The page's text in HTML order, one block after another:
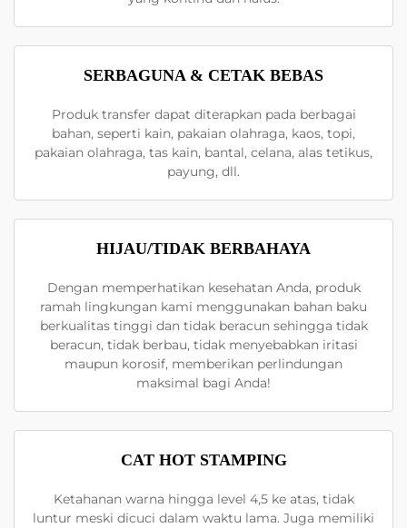
SERBAGUNA & CETAK BEBAS
Produk transfer dapat diterapkan pada berbagai
bahan, seperti kain, pakaian olahraga, kaos, topi,
pakaian olahraga, tas kain, bantal, celana, alas tetikus,
payung, dll.
HIJAU/TIDAK BERBAHAYA
Dengan memperhatikan kesehatan Anda, produk
ramah lingkungan kami menggunakan bahan baku
berkualitas tinggi dan tidak beracun sehingga tidak
beracun, tidak berbau, tidak menyebabkan iritasi
maupun korosif, memberikan perlindungan
maksimal bagi Anda!
CAT HOT STAMPING
Ketahanan warna hingga level 4,5 ke atas, tidak
luntur meski dicuci dalam waktu lama. Juga memiliki